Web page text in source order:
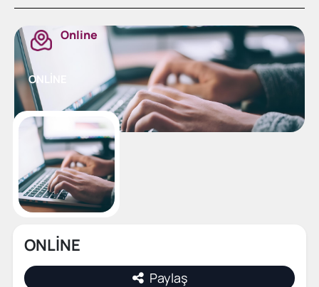
Online
ONLİNE
ONLİNE
Paylaş